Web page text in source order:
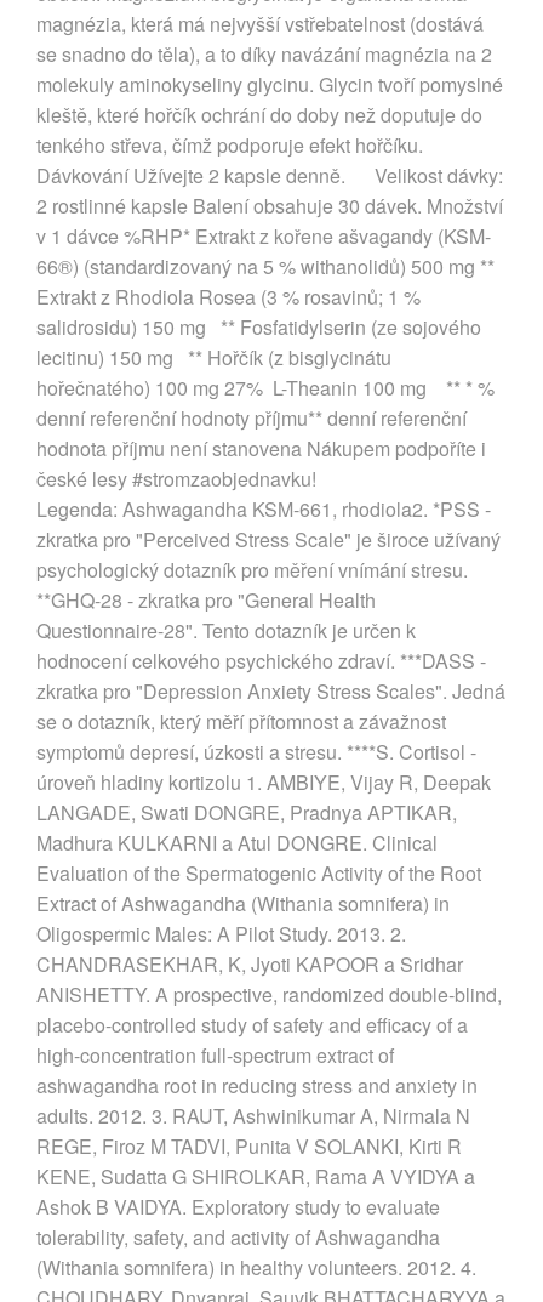
magnézia, která má nejvyšší vstřebatelnost (dostává
se snadno do těla), a to díky navázání magnézia na 2
molekuly aminokyseliny glycinu. Glycin tvoří pomyslné
kleště, které hořčík ochrání do doby než doputuje do
tenkého střeva, čímž podporuje efekt hořčíku.
Dávkování Užívejte 2 kapsle denně. Velikost dávky:
2 rostlinné kapsle Balení obsahuje 30 dávek. Množství
v 1 dávce %RHP* Extrakt z kořene ašvagandy (KSM-
66®) (standardizovaný na 5 % withanolidů) 500 mg **
Extrakt z Rhodiola Rosea (3 % rosavinů; 1 %
salidrosidu) 150 mg ** Fosfatidylserin (ze sojového
lecitinu) 150 mg ** Hořčík (z bisglycinátu
hořečnatého) 100 mg 27% L-Theanin 100 mg ** * %
denní referenční hodnoty příjmu** denní referenční
hodnota příjmu není stanovena Nákupem podpoříte i
české lesy #stromzaobjednavku!
Legenda: Ashwagandha KSM-661, rhodiola2. *PSS -
zkratka pro "Perceived Stress Scale" je široce užívaný
psychologický dotazník pro měření vnímání stresu.
**GHQ-28 - zkratka pro "General Health
Questionnaire-28". Tento dotazník je určen k
hodnocení celkového psychického zdraví. ***DASS -
zkratka pro "Depression Anxiety Stress Scales". Jedná
se o dotazník, který měří přítomnost a závažnost
symptomů depresí, úzkosti a stresu. ****S. Cortisol -
úroveň hladiny kortizolu 1. AMBIYE, Vijay R, Deepak
LANGADE, Swati DONGRE, Pradnya APTIKAR,
Madhura KULKARNI a Atul DONGRE. Clinical
Evaluation of the Spermatogenic Activity of the Root
Extract of Ashwagandha (Withania somnifera) in
Oligospermic Males: A Pilot Study. 2013. 2.
CHANDRASEKHAR, K, Jyoti KAPOOR a Sridhar
ANISHETTY. A prospective, randomized double-blind,
placebo-controlled study of safety and efficacy of a
high-concentration full-spectrum extract of
ashwagandha root in reducing stress and anxiety in
adults. 2012. 3. RAUT, Ashwinikumar A, Nirmala N
REGE, Firoz M TADVI, Punita V SOLANKI, Kirti R
KENE, Sudatta G SHIROLKAR, Rama A VYIDYA a
Ashok B VAIDYA. Exploratory study to evaluate
tolerability, safety, and activity of Ashwagandha
(Withania somnifera) in healthy volunteers. 2012. 4.